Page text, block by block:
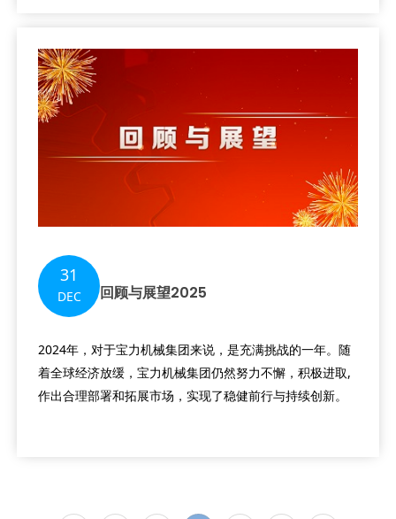
31
DEC 回顾与展望2025
2024年，对于宝力机械集团来说，是充满挑战的一年。随
着全球经济放缓，宝力机械集团仍然努力不懈，积极进取,
作出合理部署和拓展市场，实现了稳健前行与持续创新。